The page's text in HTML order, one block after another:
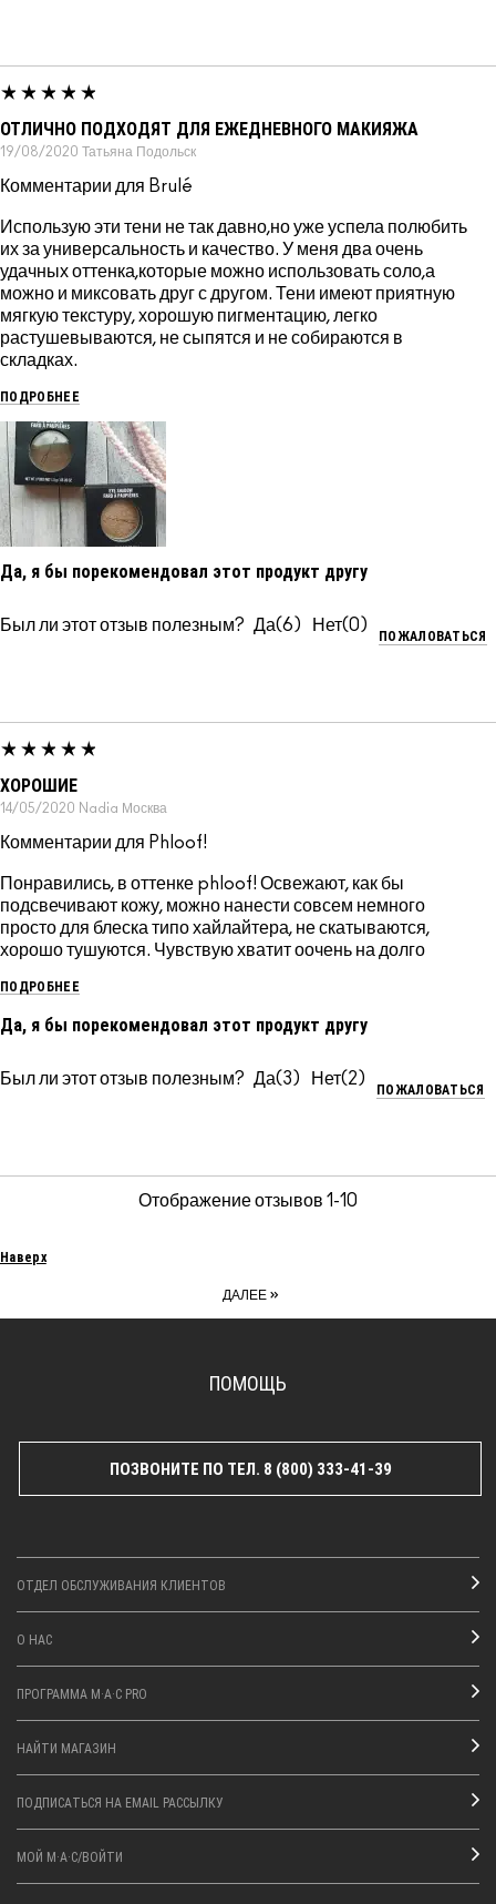
ОТЛИЧНО ПОДХОДЯТ ДЛЯ ЕЖЕДНЕВНОГО МАКИЯЖА
19/08/2020 Татьяна Подольск
Комментарии для Brulé
Использую эти тени не так давно,но уже успела полюбить
их за универсальность и качество. У меня два очень
удачных оттенка,которые можно использовать соло,а
можно и миксовать друг с другом. Тени имеют приятную
мягкую текстуру, хорошую пигментацию, легко
растушевываются, не сыпятся и не собираются в
складках.
ПОДРОБНЕЕ
Да, я бы порекомендовал этот продукт другу
Был ли этот отзыв полезным? 6 0
ПОЖАЛОВАТЬСЯ
ХОРОШИЕ
14/05/2020 Nadia Москва
Комментарии для Phloof!
Понравились, в оттенке phloof! Освежают, как бы
подсвечивают кожу, можно нанести совсем немного
просто для блеска типо хайлайтера, не скатываются,
хорошо тушуются. Чувствую хватит оочень на долго
ПОДРОБНЕЕ
Да, я бы порекомендовал этот продукт другу
Был ли этот отзыв полезным? 3 2
ПОЖАЛОВАТЬСЯ
Отображение отзывов 1-10
Наверх
ДАЛЕЕ »
ПОМОЩЬ
ПОЗВОНИТЕ ПО ТЕЛ. 8 (800) 333-41-39
ОТДЕЛ ОБСЛУЖИВАНИЯ КЛИЕНТОВ
О НАС
ПРОГРАММА M·A·C PRO
НАЙТИ МАГАЗИН
ПОДПИСАТЬСЯ НА EMAIL РАССЫЛКУ
МОЙ M·A·C/ВОЙТИ